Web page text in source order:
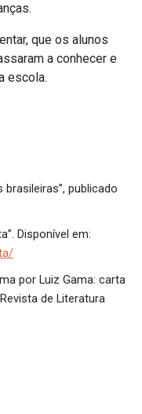
que os alunos
a conhecer e
escola.
publicado
Disponível em:
por Luiz Gama: carta
de Literatura